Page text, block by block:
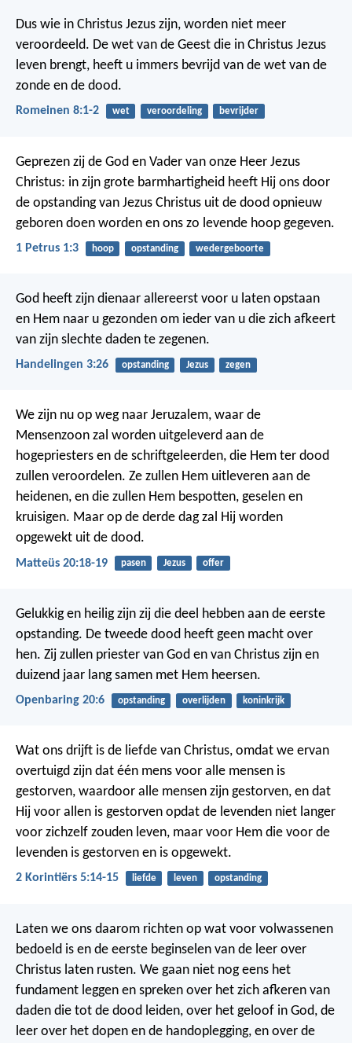
Dus wie in Christus Jezus zijn, worden niet meer
veroordeeld. De wet van de Geest die in Christus Jezus
leven brengt, heeft u immers bevrijd van de wet van de
zonde en de dood.
Romeinen 8:1-2 wet veroordeling bevrijder
Geprezen zij de God en Vader van onze Heer Jezus
Christus: in zijn grote barmhartigheid heeft Hij ons door
de opstanding van Jezus Christus uit de dood opnieuw
geboren doen worden en ons zo levende hoop gegeven.
1 Petrus 1:3 hoop opstanding wedergeboorte
God heeft zijn dienaar allereerst voor u laten opstaan
en Hem naar u gezonden om ieder van u die zich afkeert
van zijn slechte daden te zegenen.
Handelingen 3:26 opstanding Jezus zegen
We zijn nu op weg naar Jeruzalem, waar de
Mensenzoon zal worden uitgeleverd aan de
hogepriesters en de schriftgeleerden, die Hem ter dood
zullen veroordelen. Ze zullen Hem uitleveren aan de
heidenen, en die zullen Hem bespotten, geselen en
kruisigen. Maar op de derde dag zal Hij worden
opgewekt uit de dood.
Matteüs 20:18-19 pasen Jezus offer
Gelukkig en heilig zijn zij die deel hebben aan de eerste
opstanding. De tweede dood heeft geen macht over
hen. Zij zullen priester van God en van Christus zijn en
duizend jaar lang samen met Hem heersen.
Openbaring 20:6 opstanding overlijden koninkrijk
Wat ons drijft is de liefde van Christus, omdat we ervan
overtuigd zijn dat één mens voor alle mensen is
gestorven, waardoor alle mensen zijn gestorven, en dat
Hij voor allen is gestorven opdat de levenden niet langer
voor zichzelf zouden leven, maar voor Hem die voor de
levenden is gestorven en is opgewekt.
2 Korintiërs 5:14-15 liefde leven opstanding
Laten we ons daarom richten op wat voor volwassenen
bedoeld is en de eerste beginselen van de leer over
Christus laten rusten. We gaan niet nog eens het
fundament leggen en spreken over het zich afkeren van
daden die tot de dood leiden, over het geloof in God, de
leer over het dopen en de handoplegging, en over de